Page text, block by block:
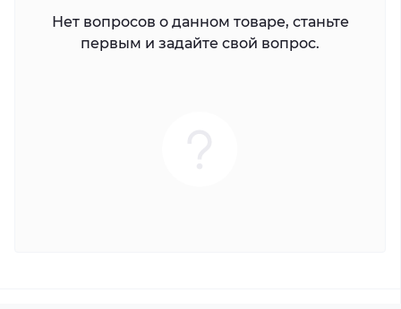
Нет вопросов о данном товаре, станьте
первым и задайте свой вопрос.